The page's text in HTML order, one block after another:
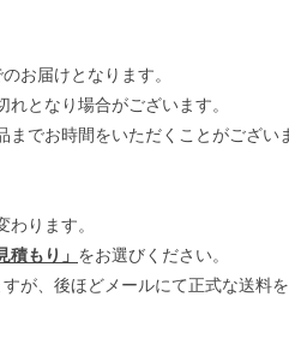
お届けとなります。
となり場合がございます。
でお時間をいただくことがござい
ります。
積もり」 をお選びください。
が、後ほどメールにて正式な送料を